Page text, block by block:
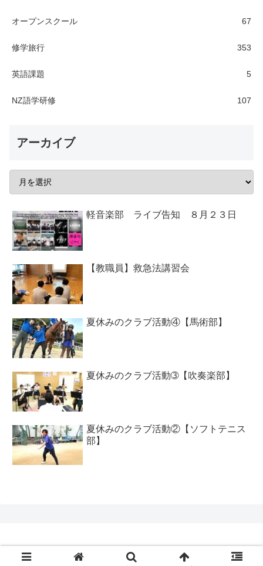
オープンスクール 67
修学旅行 353
英語課題 5
NZ語学研修 107
アーカイブ
軽音楽部 ライブ告知 ８月２３日
【教職員】救急法講習会
夏休みのクラブ活動④【馬術部】
夏休みのクラブ活動➂【吹奏楽部】
夏休みのクラブ活動②【ソフトテニス
部】
Copyright © 2020 工大高ブログ All Rights Reserved.